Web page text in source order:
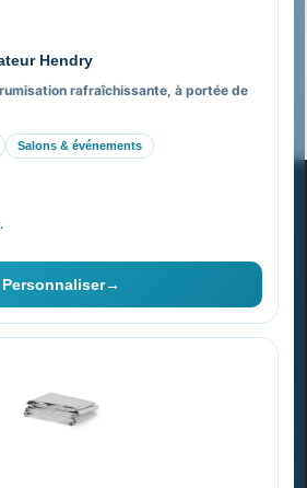
Hendry
rafraîchissante, à portée de
Salons & événements
Personnaliser→
Goodies Pub France
à 100% pour moi ?